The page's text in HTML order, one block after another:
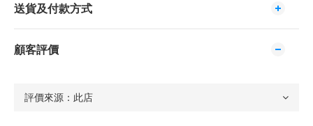
送貨及付款方式
顧客評價